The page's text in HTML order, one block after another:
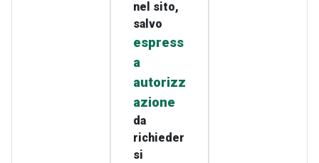
nel sito,
salvo
espress
a
autorizz
azione
da
richieder
si